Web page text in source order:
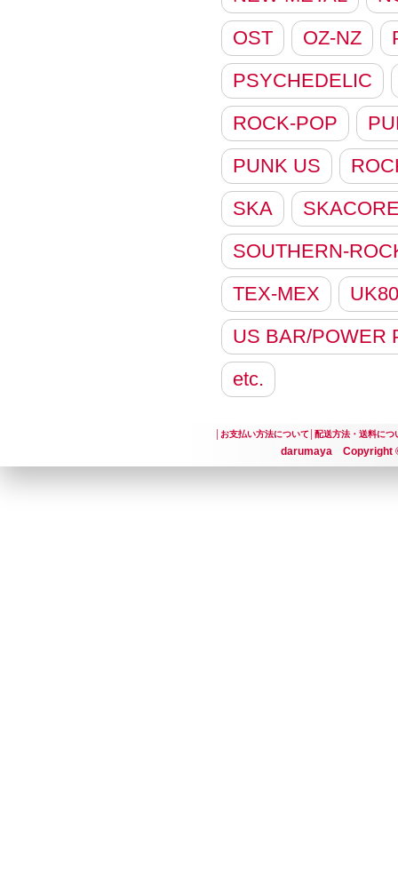
OST
OZ-NZ
PSYCHEDELIC
ROCK-POP
PUNK US
SKA
SOUTHERN-
TEX-MEX
US BAR/POWER
etc.
お支払い方法について│ 配送方法・送料につ
darumaya Copyright